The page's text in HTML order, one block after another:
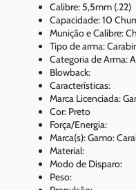
Calibre: 5,5mm (.22)
Capacidade: 10
Munição e Calibre:
Tipo de arma:
Categoria de Arma:
Blowback:
Características:
Marca Licenciada:
Cor: Preto
Força/Energia:
Marca(s): Gamo:
Material:
Modo de Disparo:
Peso: